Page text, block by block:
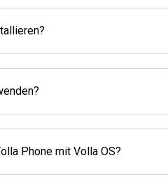
Phone mit Volla OS?